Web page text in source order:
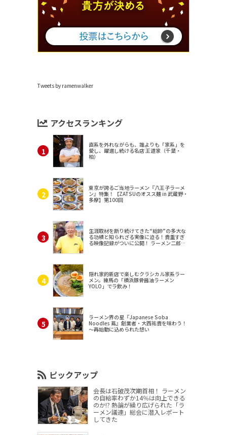
Tweets by ramenwalker
アクセスランキング
直系を外れながらも、誰よりも「家系」を
愛し、躍進し続ける名店 王道家（千葉・
柏）
東京が誇るご当地ラーメン『八王子ラーメ
ン』特集！【ZATSUのオスス麺 in 武蔵野・
多摩】第100回
生涯取材を断り続けてきた“総帥”の多大な
る功績と知られざる実像に迫る！貴重すぎ
る映像記録がついに公開！ ラーメン二郎
隠れ家的新店で楽しむクラシカル家系ラー
メン。練馬の「横浜豚骨醤油ラーメン
YOLO」でラ飲み！
ラーメン界の星『Japanese Soba
Noodles 蔦』創業者・大西祐貴を味わう！
～再始動に込められた想い
ピックアップ
会長は石破茂次期首相！ ラーメン
の自給率わずか14％は向上できる
のか!? 熱論が繰り広げられた「ラ
ーメン議連」総会に潜入レポート
してきた